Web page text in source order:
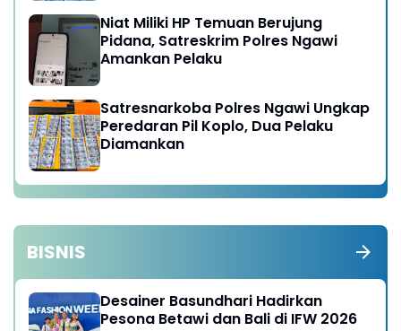
Niat Miliki HP Temuan Berujung
Pidana, Satreskrim Polres Ngawi
Amankan Pelaku
Satresnarkoba Polres Ngawi Ungkap
Peredaran Pil Koplo, Dua Pelaku
Diamankan
BISNIS
Desainer Basundhari Hadirkan
Pesona Betawi dan Bali di IFW 2026